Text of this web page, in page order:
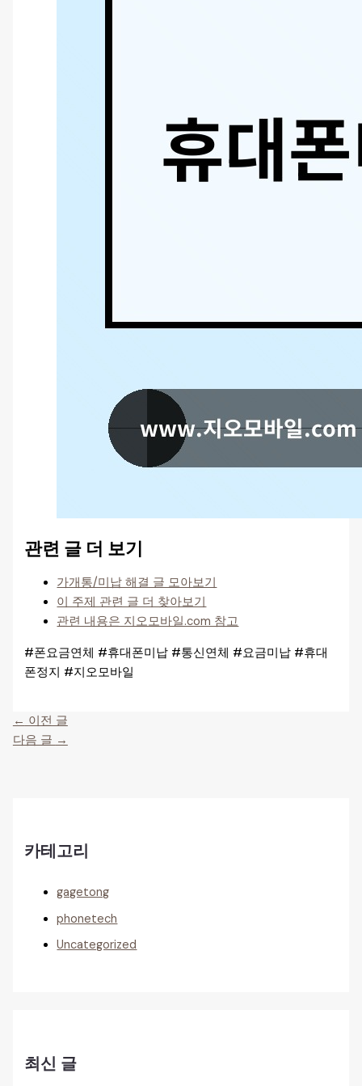
관련 글 더 보기
가개통/미납 해결 글 모아보기
이 주제 관련 글 더 찾아보기
관련 내용은 지오모바일.com 참고
#폰요금연체 #휴대폰미납 #통신연체 #요금미납 #휴대
폰정지 #지오모바일
← 이전 글
다음 글 →
카테고리
gagetong
phonetech
Uncategorized
최신 글